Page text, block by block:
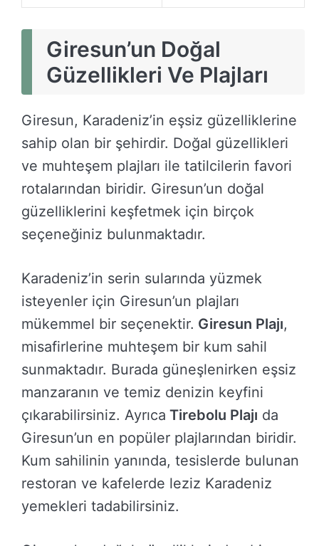
Giresun’un Doğal
Güzellikleri Ve Plajları
Giresun, Karadeniz’in eşsiz güzelliklerine
sahip olan bir şehirdir. Doğal güzellikleri
ve muhteşem plajları ile tatilcilerin favori
rotalarından biridir. Giresun’un doğal
güzelliklerini keşfetmek için birçok
seçeneğiniz bulunmaktadır.
Karadeniz’in serin sularında yüzmek
isteyenler için Giresun’un plajları
mükemmel bir seçenektir. Giresun Plajı,
misafirlerine muhteşem bir kum sahil
sunmaktadır. Burada güneşlenirken eşsiz
manzaranın ve temiz denizin keyfini
çıkarabilirsiniz. Ayrıca Tirebolu Plajı da
Giresun’un en popüler plajlarından biridir.
Kum sahilinin yanında, tesislerde bulunan
restoran ve kafelerde leziz Karadeniz
yemekleri tadabilirsiniz.